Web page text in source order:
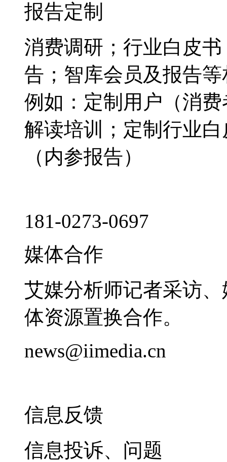
报告定制
消费调研；行业白皮
告；智库会员及报告
例如：定制用户（消
解读培训；定制行业
（内参报告）
181-0273-0697
媒体合作
艾媒分析师记者采访
体资源置换合作。
news@iimedia.cn
信息反馈
信息投诉、问题